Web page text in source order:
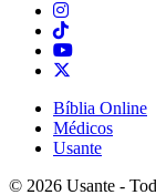
Bíblia Online
Médicos
Usante
© 2026 Usante -